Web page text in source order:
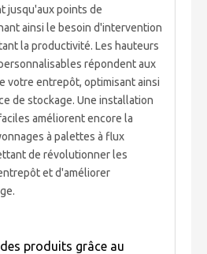
jusqu'aux points de
ainsi le besoin d'intervention
la productivité. Les hauteurs
répondent aux
votre entrepôt, optimisant ainsi
de stockage. Une installation
améliorent encore la
à palettes à flux
de révolutionner les
et d'améliorer
produits grâce au